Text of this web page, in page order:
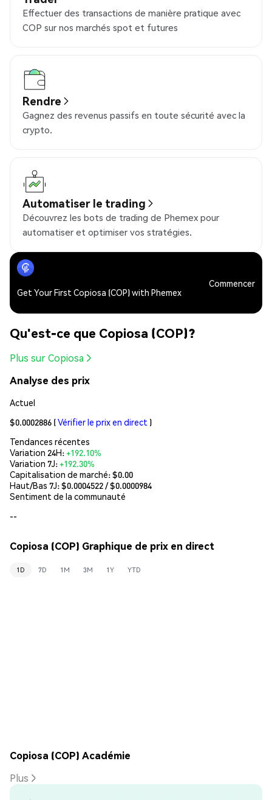
Effectuer des transactions de manière pratique avec
COP sur nos marchés spot et futures
Rendre
Gagnez des revenus passifs en toute sécurité avec la
crypto.
Automatiser le trading
Découvrez les bots de trading de Phemex pour
automatiser et optimiser vos stratégies.
Get Your First Copiosa (COP) with Phemex
Commencer
Qu'est-ce que Copiosa (COP)?
Plus sur Copiosa
Analyse des prix
Actuel
$0.0002886 (Vérifier le prix en direct )
Tendances récentes
Variation 24H:+192.10%
Variation 7J:+192.30%
Capitalisation de marché:$0.00
Haut/Bas 7J: $0.0004522/ $0.0000984
Sentiment de la communauté
--
Copiosa (COP) Graphique de prix en direct
1D 7D 1M 3M 1Y YTD
Copiosa (COP) Académie
Plus